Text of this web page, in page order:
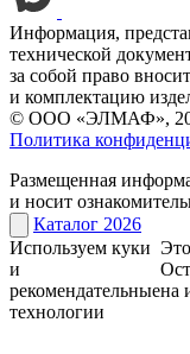
Информация,
технической
за собой право
и комплектацию
© ООО «ЭЛМАФ»,
Политика
Размещенная
и носит
Каталог 2026
Используем куки
и
рекомендательные
технологии
на